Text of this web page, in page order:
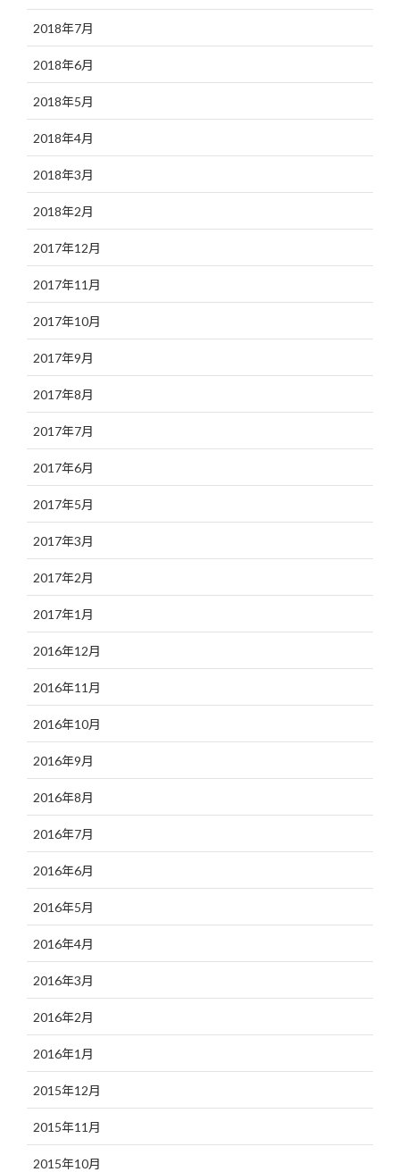
2018年7月
2018年6月
2018年5月
2018年4月
2018年3月
2018年2月
2017年12月
2017年11月
2017年10月
2017年9月
2017年8月
2017年7月
2017年6月
2017年5月
2017年3月
2017年2月
2017年1月
2016年12月
2016年11月
2016年10月
2016年9月
2016年8月
2016年7月
2016年6月
2016年5月
2016年4月
2016年3月
2016年2月
2016年1月
2015年12月
2015年11月
2015年10月